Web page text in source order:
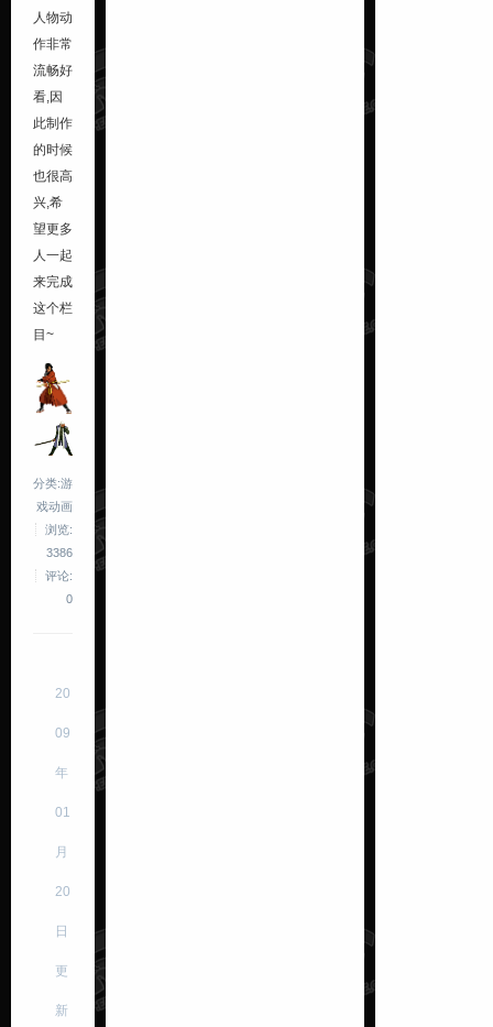
人物动
作非常
流畅好
看,因
此制作
的时候
也很高
兴,希
望更多
人一起
来完成
这个栏
目~
分类:游
戏动画
浏览:
3386
评论:
0
20
09
年
01
月
20
日
更
新